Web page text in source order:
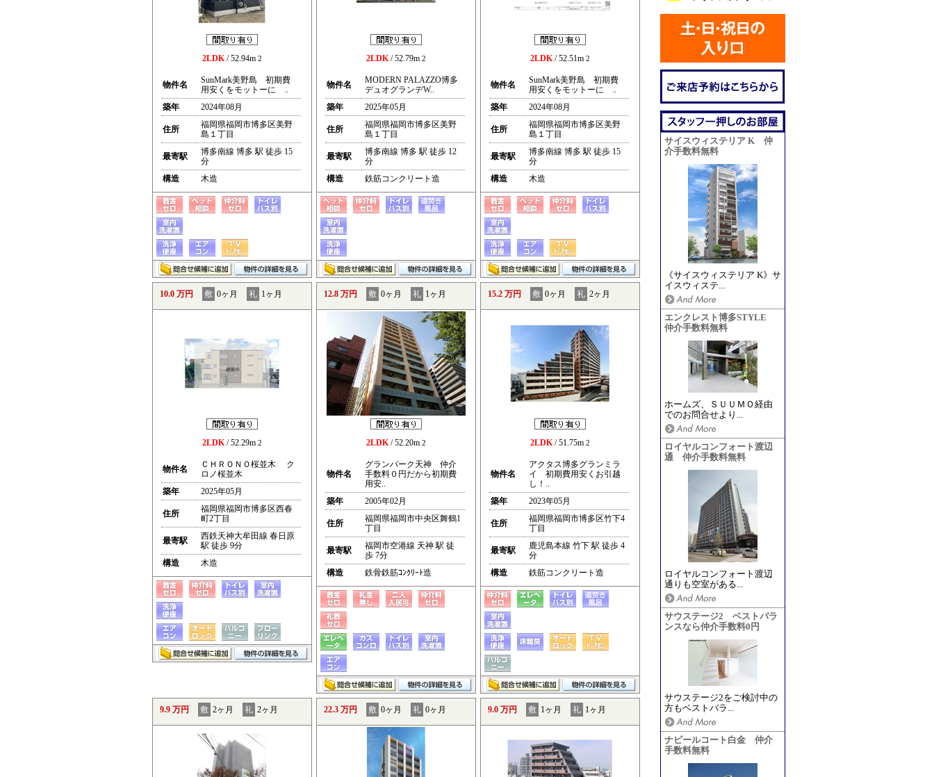
サイスウィステリア K 仲
介手数料無料
《サイスウィステリア K》サ
イスウィステ...
エンクレスト博多STYLE
仲介手数料無料
ホームズ、ＳＵＵＭＯ経由
でのお問合せより...
ロイヤルコンフォート渡辺
通 仲介手数料無料
ロイヤルコンフォート渡辺
通りも空室がある...
サウステージ2 ベストバラ
ンスなら仲介手数料0円
サウステージ2をご検討中の
方もベストバラ...
ナビールコート白金 仲介
手数料無料
2LDK/ 52.94m 2
物件名
SunMark美野島 初期費
用安くをモットーに ..
築年
2024年08月
住所
福岡県福岡市博多区美野
島１丁目
最寄駅
博多南線 博多 駅 徒歩 15
分
構造
木造
2LDK/ 52.79m 2
物件名
MODERN PALAZZO博多
デュオグランデW..
築年
2025年05月
住所
福岡県福岡市博多区美野
島１丁目
最寄駅
博多南線 博多 駅 徒歩 12
分
構造
鉄筋コンクリート造
2LDK/ 52.51m 2
物件名
SunMark美野島 初期費
用安くをモットーに ..
築年
2024年08月
住所
福岡県福岡市博多区美野
島１丁目
最寄駅
博多南線 博多 駅 徒歩 15
分
構造
木造
10.0 万円 敷 0ヶ月 礼 1ヶ月
2LDK/ 52.29m 2
物件名
ＣＨＲＯＮＯ桜並木 ク
ロノ桜並木
築年
2025年05月
住所
福岡県福岡市博多区西春
町2丁目
最寄駅
西鉄天神大牟田線 春日原
駅 徒歩 9分
構造
木造
12.8 万円 敷 0ヶ月 礼 1ヶ月
2LDK/ 52.20m 2
物件名
グランパーク天神 仲介
手数料０円だから初期費
用安..
築年
2005年02月
住所
福岡県福岡市中央区舞鶴1
丁目
最寄駅
福岡市空港線 天神 駅 徒
歩 7分
構造
鉄骨鉄筋ｺﾝｸﾘｰﾄ造
15.2 万円 敷 0ヶ月 礼 2ヶ月
2LDK/ 51.75m 2
物件名
アクタス博多グランミラ
イ 初期費用安くお引越
し！..
築年
2023年05月
住所
福岡県福岡市博多区竹下4
丁目
最寄駅
鹿児島本線 竹下 駅 徒歩 4
分
構造
鉄筋コンクリート造
9.9 万円 敷 2ヶ月 礼 2ヶ月 22.3 万円 敷 0ヶ月 礼 0ヶ月 9.0 万円 敷 1ヶ月 礼 1ヶ月